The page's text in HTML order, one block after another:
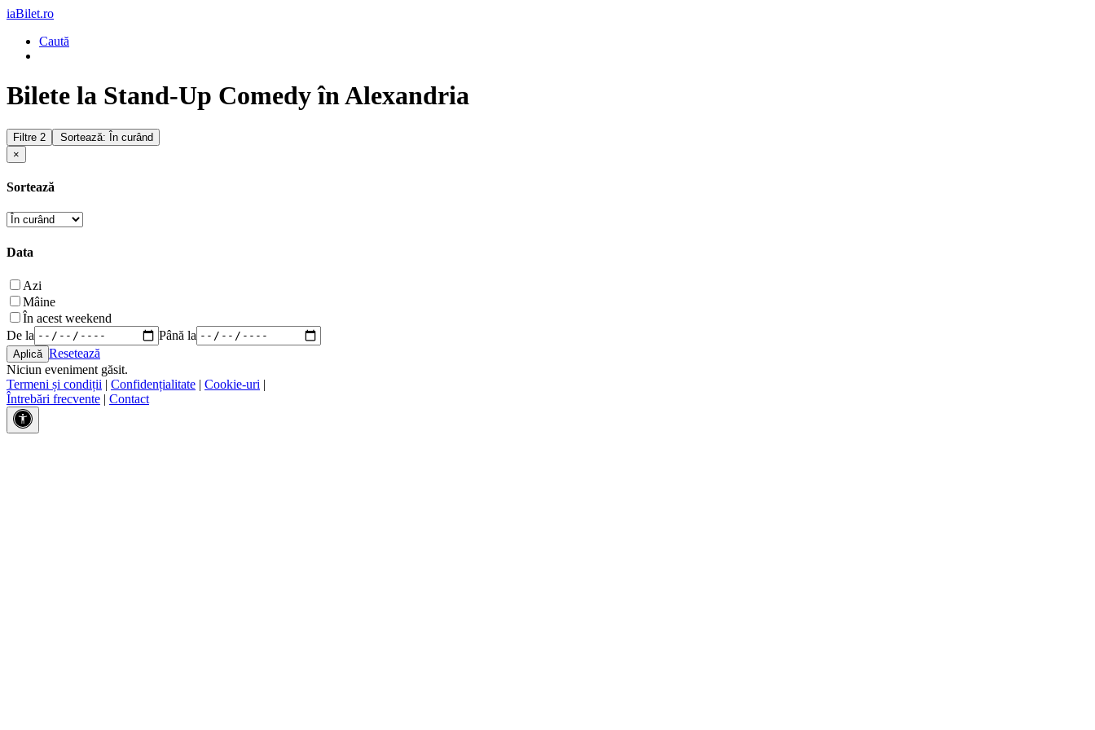
iaBilet.ro
Caută
Bilete la Stand-Up Comedy în Alexandria
Filtre 2
Sortează: În curând
×
Sortează
Data
Azi
Mâine
În acest weekend
De la
Până la
Resetează
Niciun eveniment găsit.
Termeni și condiții | Confidențialitate | Cookie-uri |
Întrebări frecvente | Contact